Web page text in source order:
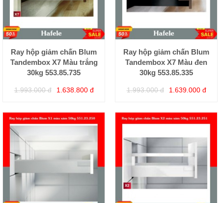
Ray hộp giảm chấn Blum
Tandembox X7 Màu trắng
30kg 553.85.735
1.993.000 đ 1.638.800 đ
Ray hộp giảm chấn Blum
Tandembox X7 Màu đen
30kg 553.85.335
1.993.000 đ 1.639.000 đ